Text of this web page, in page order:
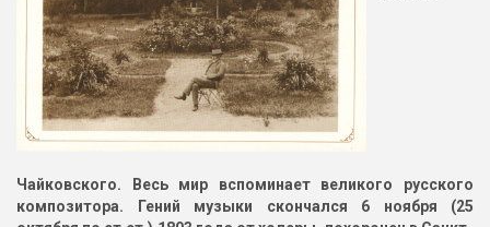
Чайковского. Весь мир вспоминает великого русского
композитора. Гений музыки скончался 6 ноября (25